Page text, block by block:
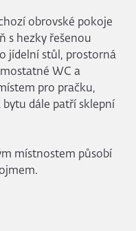
obrovské pokoje
s hezky řešenou
jídelní stůl, prostorná
WC a
pro pračku,
dále patří sklepní
místnostem působí